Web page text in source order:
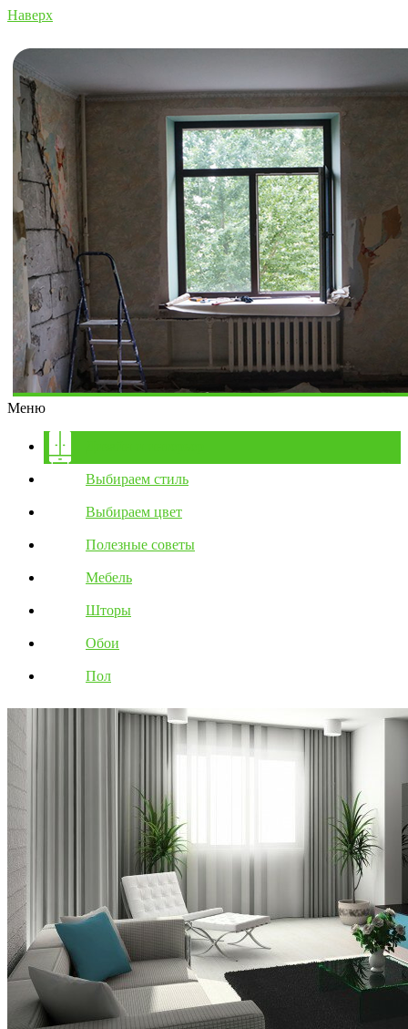
Наверх
Меню
Выбираем стиль
Выбираем цвет
Полезные советы
Мебель
Шторы
Обои
Пол